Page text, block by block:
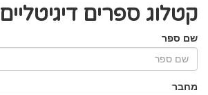
קטלוג ספרים דיגיטליים
שם ספר
מחבר